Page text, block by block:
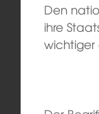
Den
ihre
wichtiger